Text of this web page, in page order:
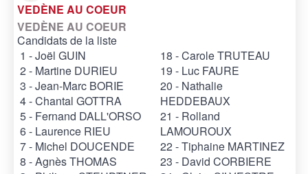
VEDÈNE AU COEUR
VEDÈNE AU COEUR
Candidats de la liste
1 - Joël GUIN
2 - Martine DURIEU
3 - Jean-Marc BORIE
4 - Chantal GOTTRA
5 - Fernand DALL'ORSO
6 - Laurence RIEU
7 - Michel DOUCENDE
8 - Agnès THOMAS
18 - Carole TRUTEAU
19 - Luc FAURE
20 - Nathalie
HEDDEBAUX
21 - Rolland
LAMOUROUX
22 - Tiphaine MARTINEZ
23 - David CORBIERE